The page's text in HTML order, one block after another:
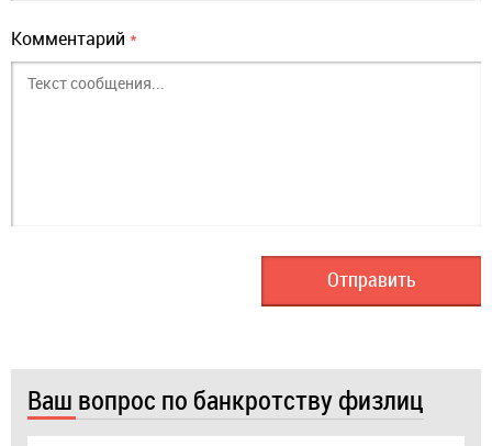
Комментарий *
Ваш вопрос по банкротству физлиц